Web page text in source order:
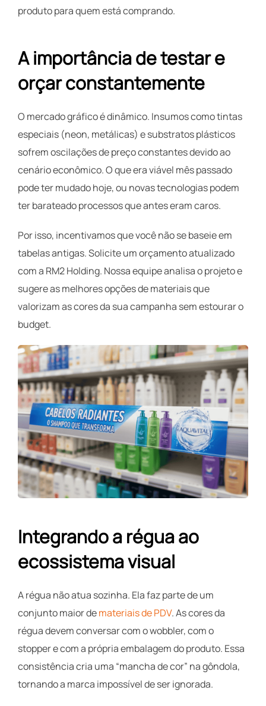
produto para quem está comprando.
A importância de testar e
orçar constantemente
O mercado gráfico é dinâmico. Insumos como tintas
especiais (neon, metálicas) e substratos plásticos
sofrem oscilações de preço constantes devido ao
cenário econômico. O que era viável mês passado
pode ter mudado hoje, ou novas tecnologias podem
ter barateado processos que antes eram caros.
Por isso, incentivamos que você não se baseie em
tabelas antigas. Solicite um orçamento atualizado
com a RM2 Holding. Nossa equipe analisa o projeto e
sugere as melhores opções de materiais que
valorizam as cores da sua campanha sem estourar o
budget.
Integrando a régua ao
ecossistema visual
A régua não atua sozinha. Ela faz parte de um
conjunto maior demateriais de PDV. As cores da
régua devem conversar com o wobbler, com o
stopper e com a própria embalagem do produto. Essa
consistência cria uma “mancha de cor” na gôndola,
tornando a marca impossível de ser ignorada.